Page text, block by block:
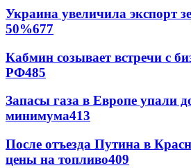
Украина увеличила экспорт
50%677
Кабмин созывает встречи с
РФ485
Запасы газа в Европе упали
минимума413
После отъезда Путина в
цены на топливо409